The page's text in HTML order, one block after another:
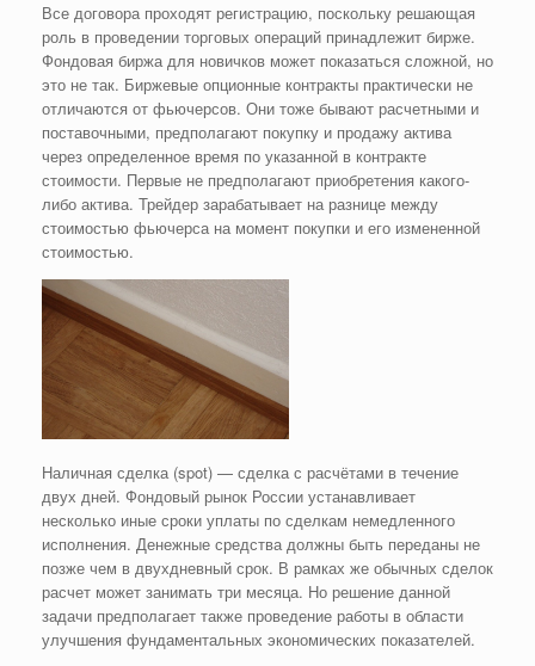
Все договора проходят регистрацию, поскольку решающая
роль в проведении торговых операций принадлежит бирже.
Фондовая биржа для новичков может показаться сложной, но
это не так. Биржевые опционные контракты практически не
отличаются от фьючерсов. Они тоже бывают расчетными и
поставочными, предполагают покупку и продажу актива
через определенное время по указанной в контракте
стоимости. Первые не предполагают приобретения какого-
либо актива. Трейдер зарабатывает на разнице между
стоимостью фьючерса на момент покупки и его измененной
стоимостью.
Наличная сделка (spot) — сделка с расчётами в течение
двух дней. Фондовый рынок России устанавливает
несколько иные сроки уплаты по сделкам немедленного
исполнения. Денежные средства должны быть переданы не
позже чем в двухдневный срок. В рамках же обычных сделок
расчет может занимать три месяца. Но решение данной
задачи предполагает также проведение работы в области
улучшения фундаментальных экономических показателей.